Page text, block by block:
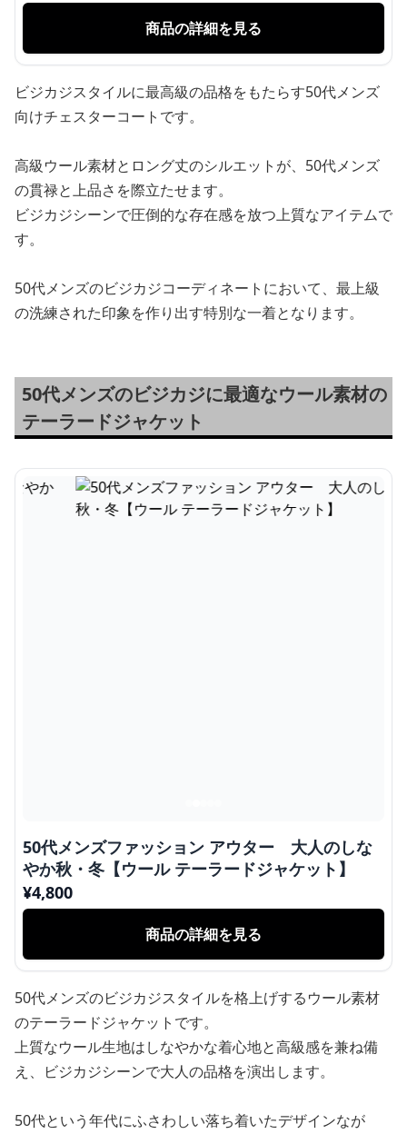
商品の詳細を見る
ビジカジスタイルに最高級の品格をもたらす50代メンズ
向けチェスターコートです。
高級ウール素材とロング丈のシルエットが、50代メンズ
の貫禄と上品さを際立たせます。
ビジカジシーンで圧倒的な存在感を放つ上質なアイテムで
す。
50代メンズのビジカジコーディネートにおいて、最上級
の洗練された印象を作り出す特別な一着となります。
50代メンズのビジカジに最適なウール素材の
テーラードジャケット
50代メンズファッション アウター 大人のしな
やか秋・冬【ウール テーラードジャケット】
¥4,800
商品の詳細を見る
50代メンズのビジカジスタイルを格上げするウール素材
のテーラードジャケットです。
上質なウール生地はしなやかな着心地と高級感を兼ね備
え、ビジカジシーンで大人の品格を演出します。
50代という年代にふさわしい落ち着いたデザインなが